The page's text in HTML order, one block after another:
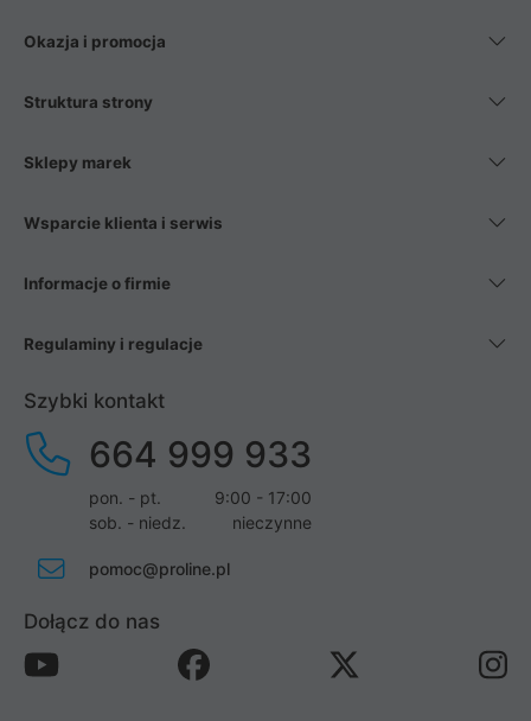
Okazja i promocja
Struktura strony
Sklepy marek
Wsparcie klienta i serwis
Informacje o firmie
Regulaminy i regulacje
Szybki kontakt
664 999 933
pon. - pt.
9:00 - 17:00
sob. - niedz.
nieczynne
pomoc@proline.pl
Dołącz do nas